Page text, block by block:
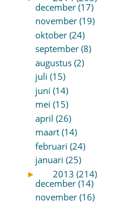
december (17)
november (19)
oktober (24)
september (8)
augustus (2)
juli (15)
juni (14)
mei (15)
april (26)
maart (14)
februari (24)
januari (25)
►
2013 (214)
december (14)
november (16)